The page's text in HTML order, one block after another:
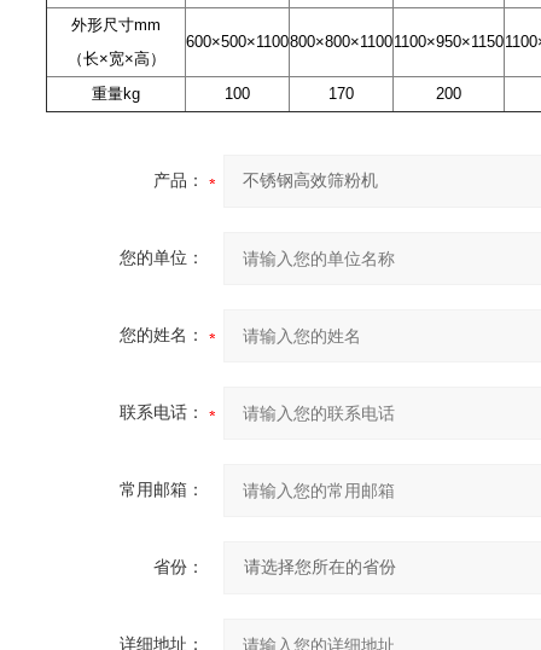
外形尺寸mm
（长×宽×高）
600×500×1100800×800×11001100×950×1150
重量kg 100 170 200
产品：
您的单位：
您的姓名：
联系电话：
常用邮箱：
省份：
详细地址：